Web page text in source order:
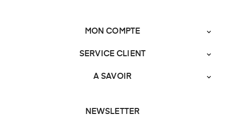
MON COMPTE 
SERVICE CLIENT 
A SAVOIR 
NEWSLETTER